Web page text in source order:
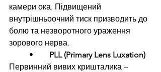
камери ока. Підвищений
внутрішньоочний тиск призводить до
болю та незворотного ураження
зорового нерва.
PLL (Primary Lens Luxation)
Первинний вивих кришталика –